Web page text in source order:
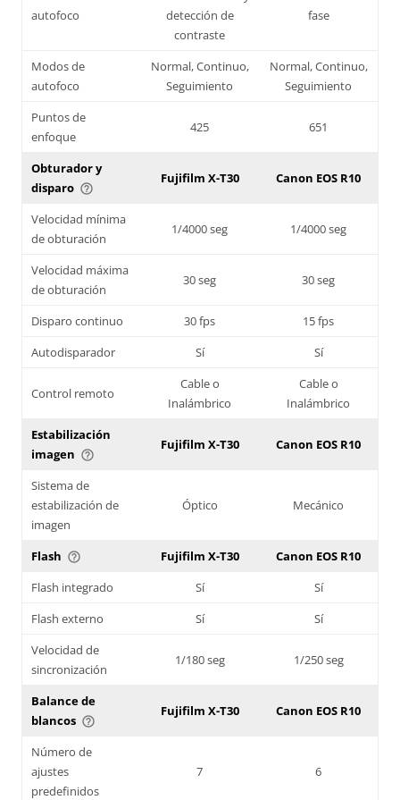
autofoco
detección de
contraste
fase
Modos de
autofoco
Normal, Continuo,
Seguimiento
Normal, Continuo,
Seguimiento
Puntos de
enfoque
425 651
Obturador y
disparo help_outline
Fujifilm X-T30 Canon EOS R10
Velocidad mínima
de obturación
1/4000 seg 1/4000 seg
Velocidad máxima
de obturación
30 seg 30 seg
Disparo continuo 30 fps
15 fps
Autodisparador
Sí Sí
Control remoto
Cable o
Inalámbrico
Cable o
Inalámbrico
Estabilización
imagen help_outline
Fujifilm X-T30 Canon EOS R10
Sistema de
estabilización de
imagen
Óptico Mecánico
Flash help_outline Fujifilm X-T30
Canon EOS R10
Flash integrado
Sí
Sí
Flash externo
Sí
Sí
Velocidad de
sincronización
1/180 seg 1/250 seg
Balance de
blancos help_outline
Fujifilm X-T30 Canon EOS R10
Número de
ajustes
predefinidos
7 6